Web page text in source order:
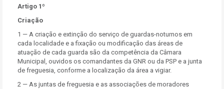
Artigo 1º
Criação
1 — A criação e extinção do serviço de guardas-noturnos em
cada localidade e a fixação ou modificação das áreas de
atuação de cada guarda são da competência da Câmara
Municipal, ouvidos os comandantes da GNR ou da PSP e a junta
de freguesia, conforme a localização da área a vigiar.
2 — As juntas de freguesia e as associações de moradores